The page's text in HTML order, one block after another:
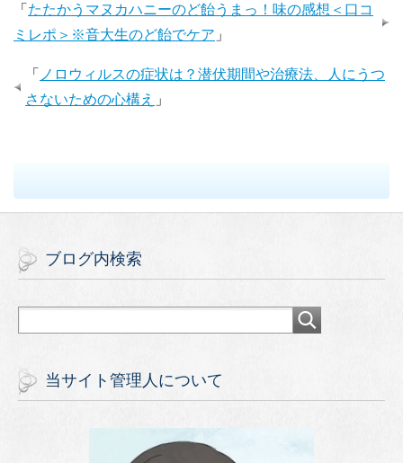
「 たたかうマヌカハニーのど飴うまっ！味の感想＜口コ
ミレポ＞※音大生のど飴でケア 」
「 ノロウィルスの症状は？潜伏期間や治療法、人にうつ
さないための心構え 」
ブログ内検索
当サイト管理人について